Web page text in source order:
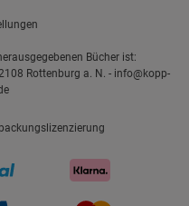
Bücher ist:
Rottenburg a. N. - info@kopp-